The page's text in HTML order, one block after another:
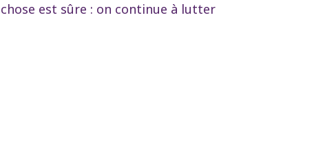
est sûre : on continue à lutter